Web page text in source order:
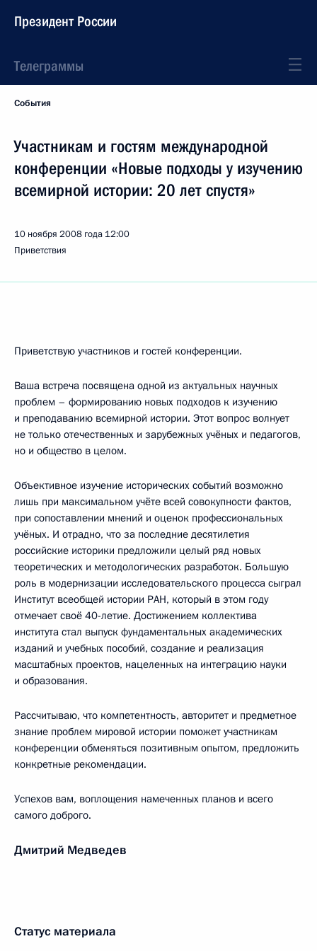
Президент России
Телеграммы
События
Участникам и гостям международной
конференции «Новые подходы у изучению
всемирной истории: 20 лет спустя»
10 ноября 2008 года 12:00
Приветствия
Приветствую участников и гостей конференции.
Ваша встреча посвящена одной из актуальных научных
проблем – формированию новых подходов к изучению
и преподаванию всемирной истории. Этот вопрос волнует
не только отечественных и зарубежных учёных и педагогов,
но и общество в целом.
Объективное изучение исторических событий возможно
лишь при максимальном учёте всей совокупности фактов,
при сопоставлении мнений и оценок профессиональных
учёных. И отрадно, что за последние десятилетия
российские историки предложили целый ряд новых
теоретических и методологических разработок. Большую
роль в модернизации исследовательского процесса сыграл
Институт всеобщей истории РАН, который в этом году
отмечает своё 40-летие. Достижением коллектива
института стал выпуск фундаментальных академических
изданий и учебных пособий, создание и реализация
масштабных проектов, нацеленных на интеграцию науки
и образования.
Рассчитываю, что компетентность, авторитет и предметное
знание проблем мировой истории поможет участникам
конференции обменяться позитивным опытом, предложить
конкретные рекомендации.
Успехов вам, воплощения намеченных планов и всего
самого доброго.
Дмитрий Медведев
Статус материала